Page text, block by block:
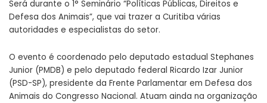
Será durante o 1° Seminário “Políticas Públicas, Direitos e
Defesa dos Animais”, que vai trazer a Curitiba várias
autoridades e especialistas do setor.
O evento é coordenado pelo deputado estadual Stephanes
Junior (PMDB) e pelo deputado federal Ricardo Izar Junior
(PSD-SP), presidente da Frente Parlamentar em Defesa dos
Animais do Congresso Nacional. Atuam ainda na organização